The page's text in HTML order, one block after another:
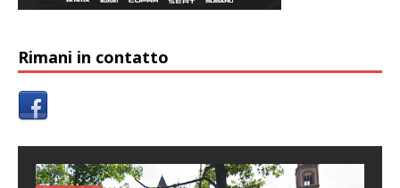
Rimani in contatto